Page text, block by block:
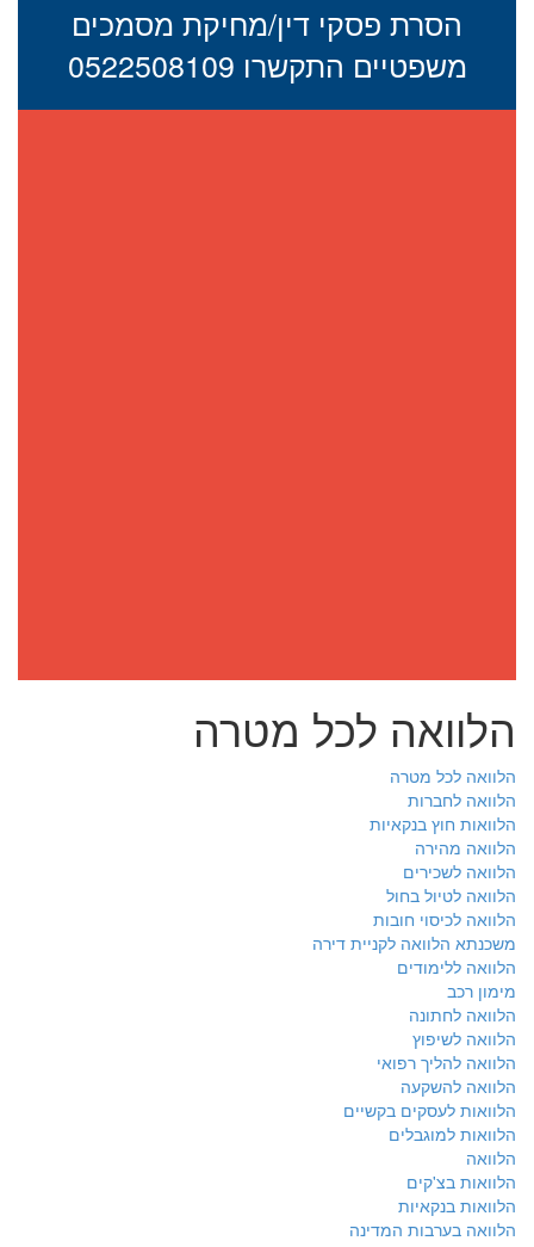
הסרת פסקי דין/מחיקת מסמכים
משפטיים התקשרו 0522508109
הלוואה לכל מטרה
הלוואה לכל מטרה
הלוואה לחברות
הלוואות חוץ בנקאיות
הלוואה מהירה
הלוואה לשכירים
הלוואה לטיול בחול
הלוואה לכיסוי חובות
משכנתא הלוואה לקניית דירה
הלוואה ללימודים
מימון רכב
הלוואה לחתונה
הלוואה לשיפוץ
הלוואה להליך רפואי
הלוואה להשקעה
הלוואות לעסקים בקשיים
הלוואות למוגבלים
הלוואה
הלוואות בצ'קים
הלוואות בנקאיות
הלוואה בערבות המדינה